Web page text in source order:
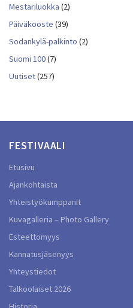
Mestariluokka (2)
Päiväkooste (39)
Sodankylä-palkinto (2)
Suomi 100(7)
Uutiset(257)
FESTIVAALI
Etusivu
Ajankohtaista
Yhteistyökumppanit
Kuvagalleria – Photo Gallery
Esteettömyys
Kannatusjäsenyys
Yhteystiedot
Talkoolaiset 2026